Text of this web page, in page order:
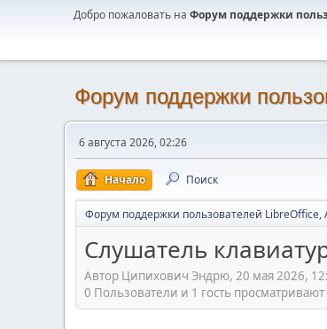
Добро пожаловать на Форум поддержки
Форум поддержки
6 августа 2026, 02:26
Начало Поиск
Форум поддержки пользователей LibreOffice,
Слушатель
Автор Ципихович Эндрю, 20 мая 2026,
0 Пользователи и 1 гость просматривают